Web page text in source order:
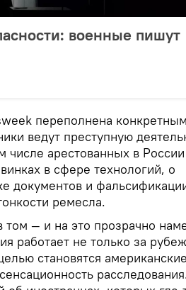
военные пишут
переполнена
ведут преступную
числе арестованных в
в сфере технологий, о
документов и
ремесла.
— и на это прозрачно
работает не только за
становятся американские